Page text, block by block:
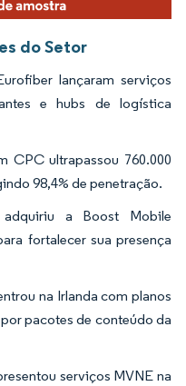
do Setor
lançaram serviços
e hubs de logística
CPC ultrapassou 760.000
98,4% de penetração.
a Boost Mobile
fortalecer sua presença
na Irlanda com planos
pacotes de conteúdo da
serviços MVNE na